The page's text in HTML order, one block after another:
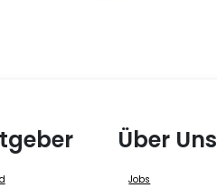
Über Uns
Jobs